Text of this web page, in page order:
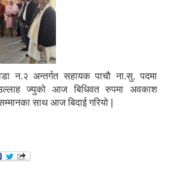
न.२ अन्तर्गत सहायक पाचौ ना.सु. पदमा
ज्युको आज बिधिवत रुपमा अवकाश
साथ आज बिदाई गरियो |